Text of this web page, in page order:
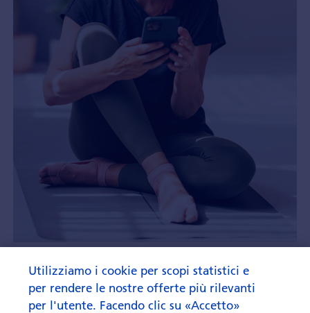
Cosa fa rima con “AI” quando
si parla di investi­menti?
Utilizziamo i cookie per scopi statistici e
per rendere le nostre offerte più rilevanti
per l'utente. Facendo clic su «Accetto»